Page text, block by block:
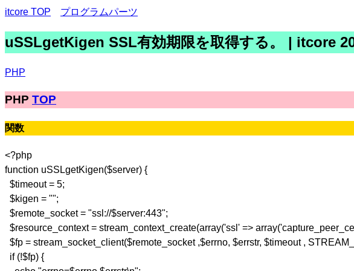
itcore TOP プログラムパーツ
uSSLgetKigen SSL有効期限を取得する。 | itcore
PHP
PHP TOP
関数
<?php
function uSSLgetKigen($server) {
$timeout = 5;
$kigen = "";
$remote_socket = "ssl://$server:443";
$resource_context = stream_context_create(array('ssl' =>
$fp = stream_socket_client($remote_socket ,$errno, $errstr, $timeout ,
if (!$fp) {